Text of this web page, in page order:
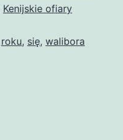
Kenijskie ofiary
roku, się, walibora